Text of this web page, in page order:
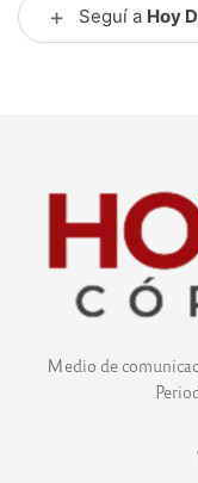
+ Seguí a Hoy
Medio de